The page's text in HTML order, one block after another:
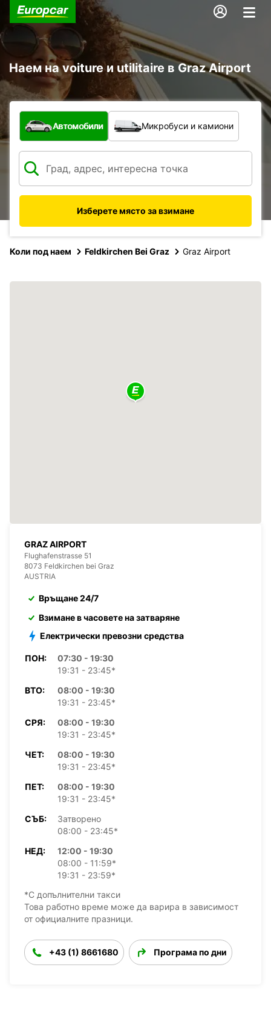
Наем на voiture и utilitaire в Graz Airport
С какво превозно средство?
Автомобили Микробуси и камиони
Изберете място за взимане
Коли под наем Feldkirchen Bei Graz Graz Airport
GRAZ AIRPORT
Flughafenstrasse 51
8073 Feldkirchen bei Graz
AUSTRIA
Връщане 24/7
Взимане в часовете на затваряне
Електрически превозни средства
ПОН:
07:30 - 19:30
19:31 - 23:45*
ВТО:
08:00 - 19:30
19:31 - 23:45*
СРЯ:
08:00 - 19:30
19:31 - 23:45*
ЧЕТ:
08:00 - 19:30
19:31 - 23:45*
ПЕТ:
08:00 - 19:30
19:31 - 23:45*
СЪБ:
Затворено
08:00 - 23:45*
НЕД:
12:00 - 19:30
08:00 - 11:59*
19:31 - 23:59*
*С допълнителни такси
Това работно време може да варира в зависимост
от официалните празници.
+43 (1) 8661680 Програма по дни